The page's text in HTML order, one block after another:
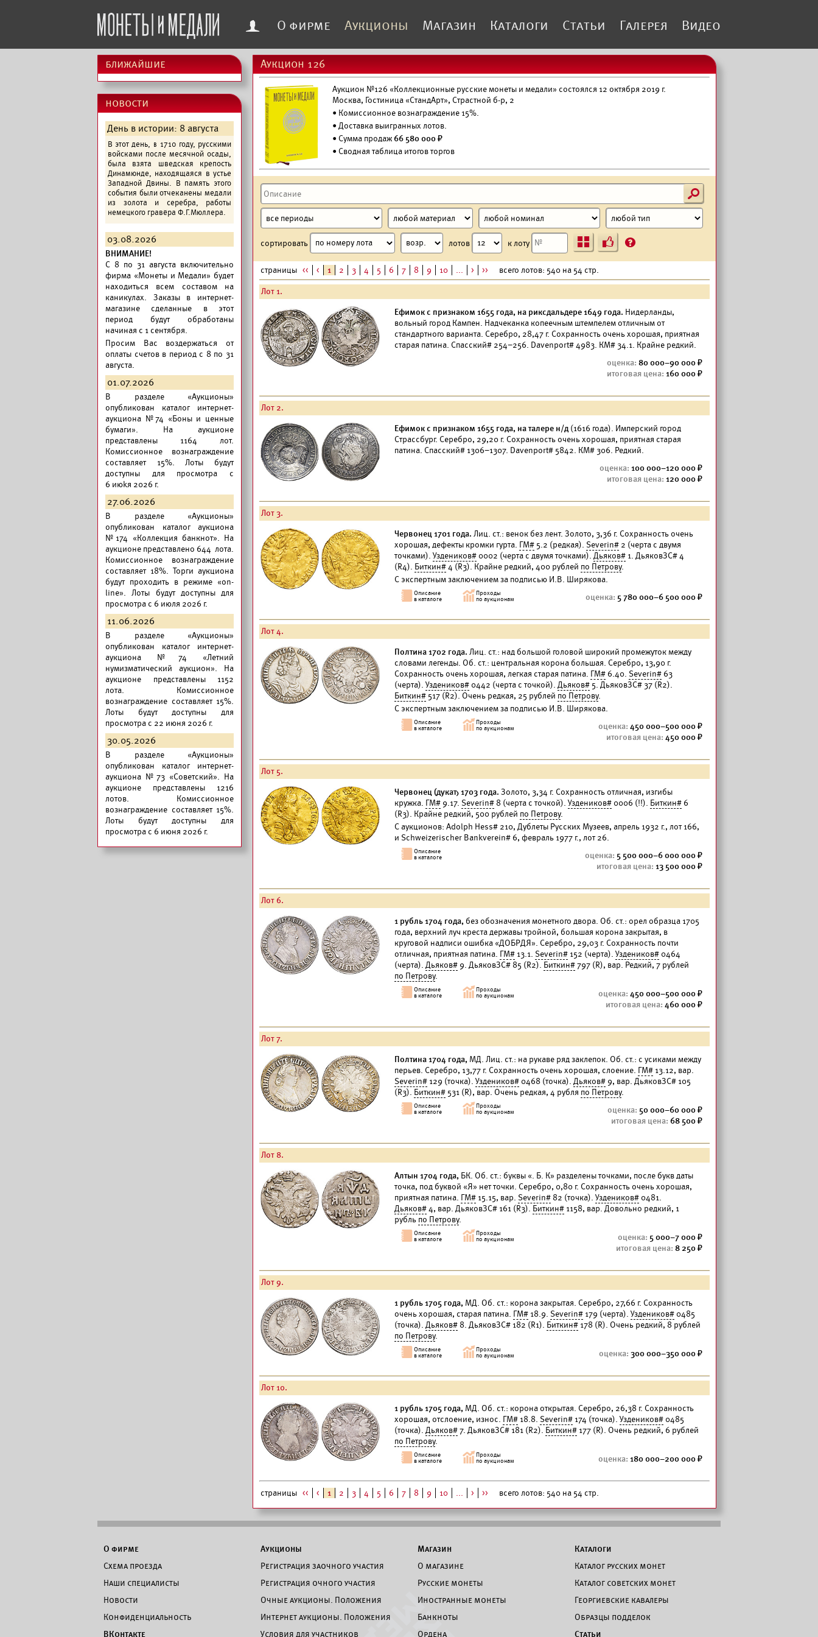
f О фирме Аукционы Магазин Каталоги Статьи Галерея Видео
ближайшие
новости
День в истории: 8 августа
В этот день, в 1710 году, русскими
войсками после месячной осады,
была взята шведская крепость
Динамюнде, находящаяся в устье
Западной Двины. В память этого
события были отчеканены медали
из золота и серебра, работы
немецкого гравёра Ф.Г.Мюллера.
03.08.2026
ВНИМАНИЕ!
C 8 по 31 августа включительно
фирма «Монеты и Медали» будет
находиться всем составом на
каникулах. Заказы в интернет-
магазине сделанные в этот
период будут обработаны
начиная с 1 сентября.
Просим Вас воздержаться от
оплаты счетов в период с 8 по 31
августа.
01.07.2026
В разделе «Аукционы»
опубликован каталог интернет-
аукциона №74 «Боны и ценные
бумаги». На аукционе
представлены 1164 лот.
Комиссионное вознаграждение
составляет 15%. Лоты будут
доступны для просмотра с
6 июkя 2026 г.
27.06.2026
В разделе «Аукционы»
опубликован каталог аукциона
№174 «Коллекция банкнот». На
аукционе представлено 644 лота.
Комиссионное вознаграждение
составляет 18%. Торги аукциона
будут проходить в режиме «on-
line». Лоты будут доступны для
просмотра с 6 июля 2026 г.
11.06.2026
В разделе «Аукционы»
опубликован каталог интернет-
аукциона №74 «Летний
нумизматический аукцион». На
аукционе представлены 1152
лота. Комиссионное
вознаграждение составляет 15%.
Лоты будут доступны для
просмотра с 22 июня 2026 г.
30.05.2026
В разделе «Аукционы»
опубликован каталог интернет-
аукциона №73 «Советский». На
аукционе представлены 1216
лотов. Комиссионное
вознаграждение составляет 15%.
Лоты будут доступны для
просмотра с 6 июня 2026 г.
Аукцион 126
Аукцион №126 «Коллекционные русские монеты и медали» состоялся 12 октября 2019 г.
Москва, Гостиница «СтандАрт», Страстной б-р, 2
• Комиссионное вознаграждение 15%.
• Доставка выигранных лотов.
• Сумма продаж66 580 000 ₽
• Сводная таблица итогов торгов
s
сортировать лотов к лоту Ъ ?
страницы << < 1 2 3 4 5 6 7 8 9 10 ... > >> всего лотов: 540 на 54 стр.
Лот 1.
Ефимок с признаком 1655 года, на риксдальдере 1649 года. Нидерланды,
вольный город Кампен. Надчеканка копеечным штемпелем отличным от
стандартного варианта. Серебро, 28,47 г. Сохранность очень хорошая, приятная
старая патина. Спасский# 254–256. Davenport# 4983. КМ# 34.1. Крайне редкий.
80 000–90 000
160 000
Лот 2.
Ефимок с признаком 1655 года, на талере н/д(1616 года). Имперский город
Страссбург. Серебро, 29,20 г. Сохранность очень хорошая, приятная старая
патина. Спасский# 1306–1307. Davenport# 5842. КМ# 306. Редкий.
100 000–120 000
120 000
Лот 3.
Червонец 1701 года. Лиц. ст.: венок без лент. Золото, 3,36 г. Сохранность очень
хорошая, дефекты кромки гурта. ГМ# 5.2 (редкая). Severin# 2 (черта с двумя
точками). Уздеников# 0002 (черта с двумя точками). Дьяков# 1. ДьяковЗС# 4
(R4). Биткин#4 (R3). Крайне редкий, 400 рублей по Петрову.
С экспертным заключением за подписью И.В. Ширякова.
5 780 000–6 500 000
Лот 4.
Полтина 1702 года. Лиц. ст.: над большой головой широкий промежуток между
словами легенды. Об. ст.: центральная корона большая. Серебро, 13,90 г.
Сохранность очень хорошая, легкая старая патина. ГМ# 6.40. Severin# 63
(черта). Уздеников# 0442 (черта с точкой). Дьяков# 5. ДьяковЗС# 37 (R2).
Биткин# 517 (R2). Очень редкая, 25 рублей по Петрову.
С экспертным заключением за подписью И.В. Ширякова.
450 000–500 000
450 000
Лот 5.
Червонец (дукат) 1703 года. Золото, 3,34 г. Сохранность отличная, изгибы
кружка. ГМ# 9.17. Severin# 8 (черта с точкой). Уздеников# 0006 (!!). Биткин# 6
(R3). Крайне редкий, 500 рублей по Петрову.
С аукционов: Adolph Hess# 210, Дублеты Русских Музеев, апрель 1932 г., лот 166,
и Schweizerischer Bankverein# 6, февраль 1977 г., лот 26.
5 500 000–6 000 000
13 500 000
Лот 6.
1 рубль 1704 года, без обозначения монетного двора. Об. ст.: орел образца 1705
года, верхний луч креста державы тройной, большая корона закрытая, в
круговой надписи ошибка «ДОБРДЯ». Серебро, 29,03 г. Сохранность почти
отличная, приятная патина. ГМ# 13.1. Severin# 152 (черта). Уздеников# 0464
(черта). Дьяков# 9. ДьяковЗС# 85 (R2). Биткин#797 (R), вар. Редкий, 7 рублей
по Петрову.
450 000–500 000
460 000
Лот 7.
Полтина 1704 года, МД. Лиц. ст.: на рукаве ряд заклепок. Об. ст.: с усиками между
перьев. Серебро, 13,77 г. Сохранность очень хорошая, слоение. ГМ# 13.12, вар.
Severin# 129 (точка). Уздеников# 0468 (точка). Дьяков# 9, вар. ДьяковЗС# 105
(R3). Биткин# 531 (R), вар. Очень редкая, 4 рубля по Петрову.
50 000–60 000
68 500
Лот 8.
Алтын 1704 года, БК. Об. ст.: буквы «. Б. К» разделены точками, после букв даты
точка, под буквой «Я» нет точки. Серебро, 0,80 г. Сохранность очень хорошая,
приятная патина. ГМ# 15.15, вар. Severin# 82 (точка). Уздеников# 0481.
Дьяков#4, вар. ДьяковЗС# 161 (R3). Биткин# 1158, вар. Довольно редкий, 1
рубль по Петрову.
5 000–7 000
8 250
Лот 9.
1 рубль 1705 года, МД. Об. ст.: корона закрытая. Серебро, 27,66 г. Сохранность
очень хорошая, старая патина. ГМ# 18.9. Severin# 179 (черта). Уздеников# 0485
(точка). Дьяков# 8. ДьяковЗС# 182 (R1). Биткин# 178 (R). Очень редкий, 8 рублей
по Петрову.
300 000–350 000
Лот 10.
1 рубль 1705 года, МД. Об. ст.: корона открытая. Серебро, 26,38 г. Сохранность
хорошая, отслоение, износ. ГМ# 18.8. Severin# 174 (точка). Уздеников# 0485
(точка). Дьяков#7. ДьяковЗС# 181 (R2). Биткин# 177 (R). Очень редкий, 6 рублей
по Петрову.
180 000–200 000
страницы << < 1 2 3 4 5 6 7 8 9 10 ... > >> всего лотов: 540 на 54 стр.
О фирме
Схема проезда
Наши специалисты
Новости
Конфиденциальность
ВКонтакте
Аукционы
Регистрация заочного участия
Регистрация очного участия
Очные аукционы. Положения
Интернет аукционы. Положения
Условия для участников
Магазин
О магазине
Русские монеты
Иностранные монеты
Банкноты
Ордена
Каталоги
Каталог русских монет
Каталог советских монет
Георгиевские кавалеры
Образцы подделок
Статьи